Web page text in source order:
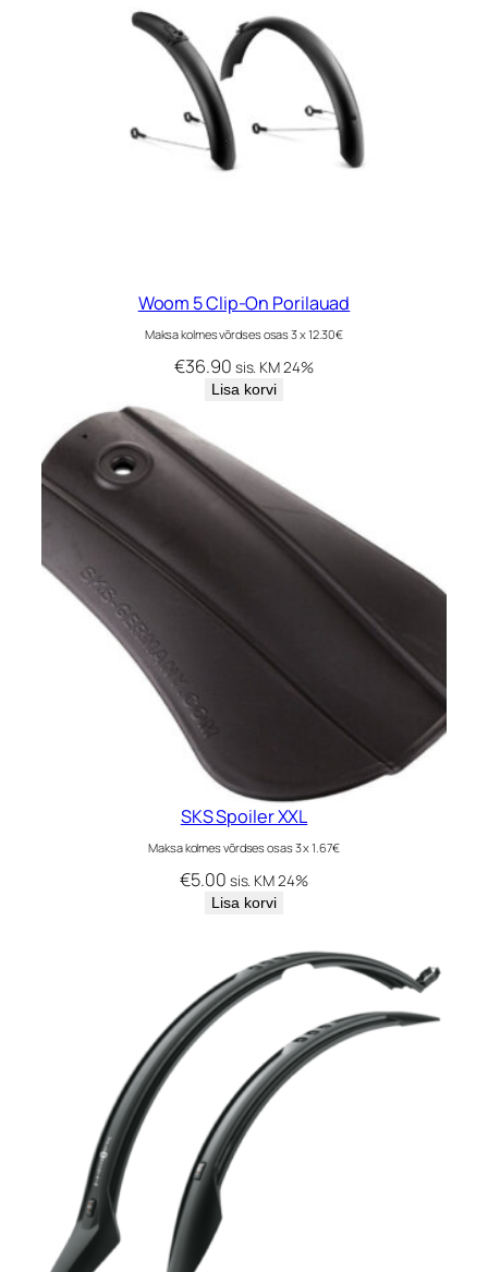
Woom 5 Clip-On Porilauad
Maksa kolmes võrdses osas 3 x 12.30€
€36.90 sis. KM 24%
Lisa korvi
SKS Spoiler XXL
Maksa kolmes võrdses osas 3 x 1.67€
€5.00 sis. KM 24%
Lisa korvi